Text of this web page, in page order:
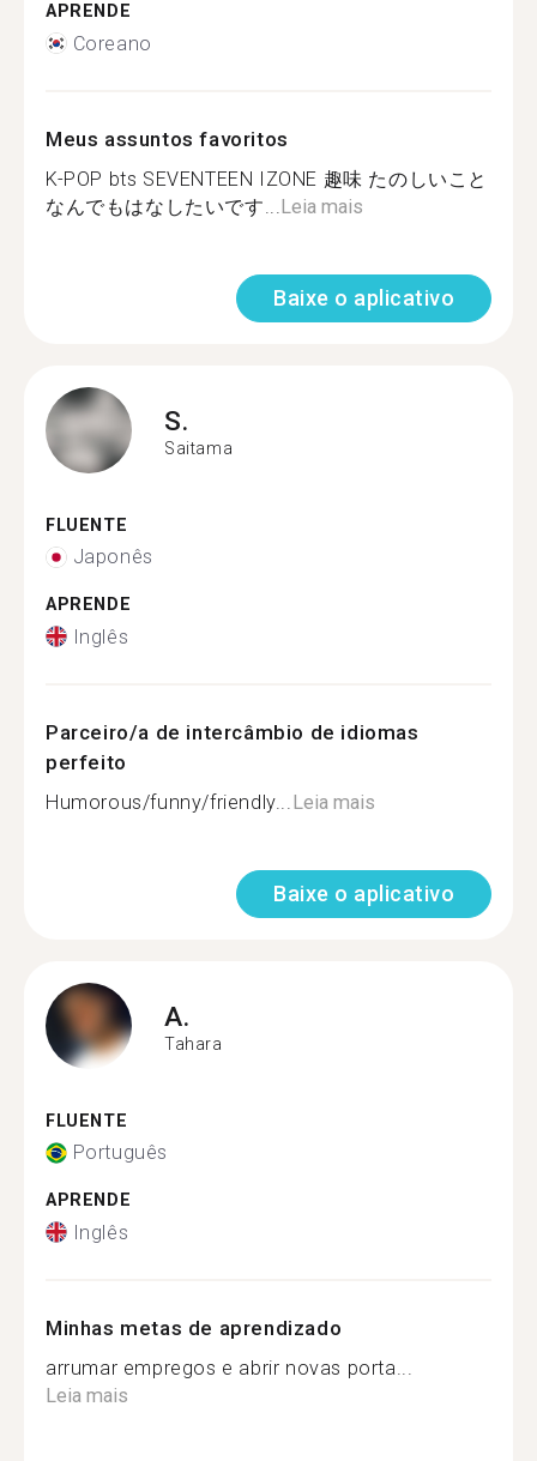
APRENDE
Coreano
Meus assuntos favoritos
K-POP bts SEVENTEEN IZONE 趣味 たのしいこと
なんでもはなしたいです... Leia mais
Baixe o aplicativo
S.
Saitama
FLUENTE
Japonês
APRENDE
Inglês
Parceiro/a de intercâmbio de idiomas
perfeito
Humorous/funny/friendly... Leia mais
Baixe o aplicativo
A.
Tahara
FLUENTE
Português
APRENDE
Inglês
Minhas metas de aprendizado
arrumar empregos e abrir novas porta...
Leia mais